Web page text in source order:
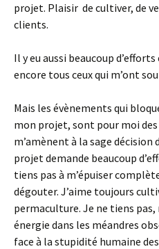
projet. Plaisir de cultiver, de
clients.
Il y eu aussi beaucoup
encore tous ceux qui m’ont
Mais les évènements qui
mon projet, sont pour moi des
m’amènent à la sage décision
projet demande beaucoup
tiens pas à m’épuiser
dégouter. J’aime toujours
permaculture. Je ne tiens
énergie dans les méandres
face à la stupidité humaine